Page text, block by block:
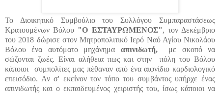
Το Διοικητικό Συμβούλιο του Συλλόγου Συμπαραστάσεως
Κρατουμένων Βόλου "Ο ΕΣΤΑΥΡΩΜΕΝΟΣ", τον Δεκέμβριο
του 2018 δώρισε στον Μητροπολιτικό Ιερό Ναό Αγίου Νικολάου
Βόλου ένα αυτόματο μηχάνημα απινιδωτή,
με σκοπό να
σώζονται ζωές. Είναι αλήθεια πως και στην πόλη του Βόλου
κάποιοι συμπολίτες μας πέθαναν από ένα αιφνίδιο καρδιολογικό
επεισόδιο. Αν σ' εκείνον τον τόπο του συμβάντος υπήρχε ένας
απινιδωτής και ο εκπαιδευμένος χειριστής του, ίσως κάποιοι να